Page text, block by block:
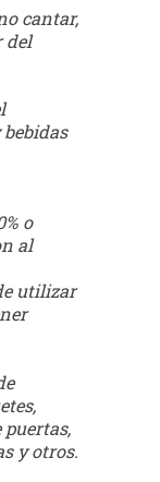
cantar,
del
o
al
utilizar
y otros.